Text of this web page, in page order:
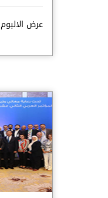
عرض الالبوم